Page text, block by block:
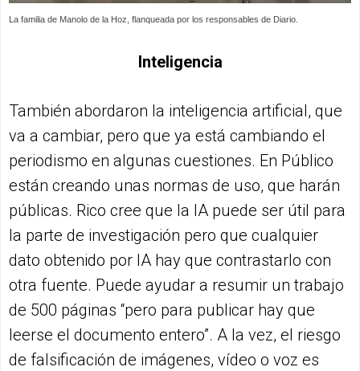
La familia de Manolo de la Hoz, flanqueada por los responsables de Diario.
Inteligencia
También abordaron la inteligencia artificial, que
va a cambiar, pero que ya está cambiando el
periodismo en algunas cuestiones. En Público
están creando unas normas de uso, que harán
públicas. Rico cree que la IA puede ser útil para
la parte de investigación pero que cualquier
dato obtenido por IA hay que contrastarlo con
otra fuente. Puede ayudar a resumir un trabajo
de 500 páginas “pero para publicar hay que
leerse el documento entero”. A la vez, el riesgo
de falsificación de imágenes, vídeo o voz es